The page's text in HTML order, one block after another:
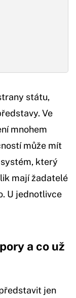
státu,
Ve
mnohem
může mít
který
mají žadatelé
U jednotlivce
a co už
jen